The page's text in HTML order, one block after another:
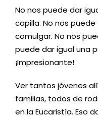
No nos puede dar
capilla. No nos
comulgar. No nos
puede dar igual una
¡Impresionante!
Ver tantos jóvenes
familias, todos de
en la Eucaristía. Eso